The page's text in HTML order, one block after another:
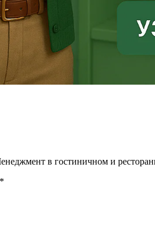
в гостиничном и
*